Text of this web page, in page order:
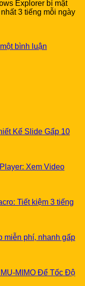
Explorer bí mật
3 tiếng mỗi ngày
bình luận
Kế Slide Gấp 10
Xem Video
Tiết kiệm 3 tiếng
miễn phí, nhanh gấp
MIMO Để Tốc Độ